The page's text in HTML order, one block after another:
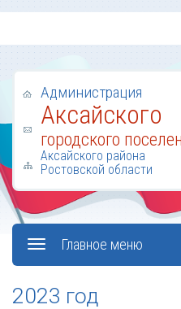
Администрация
Аксайского
городского
Аксайского района
Ростовской области
Главное меню
2023 год